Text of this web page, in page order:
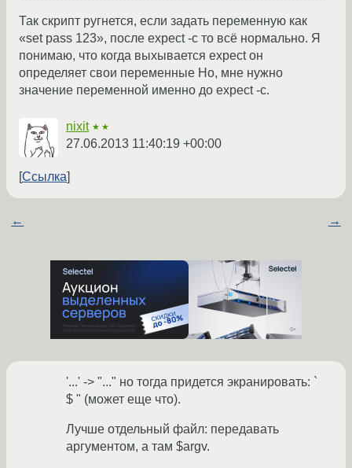
Так скрипт ругнется, если задать переменную как
«set pass 123», после expect -c то всё нормально. Я
понимаю, что когда выхывается expect он
определяет свои переменные Но, мне нужно
значение переменной именно до expect -c.
nixit ★★
27.06.2013 11:40:19 +00:00
Ссылка
← →
'...' -> "..." но тогда придется экранировать: `
$ " (может еще что).
Лучше отдельный файл: передавать
аргументом, а там $argv.